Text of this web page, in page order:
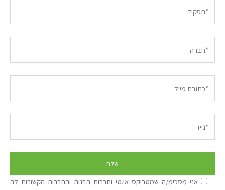
אני מסכימ/ה שמטריקס אי.טי וחברות הבנות והחברות הקשורות לה